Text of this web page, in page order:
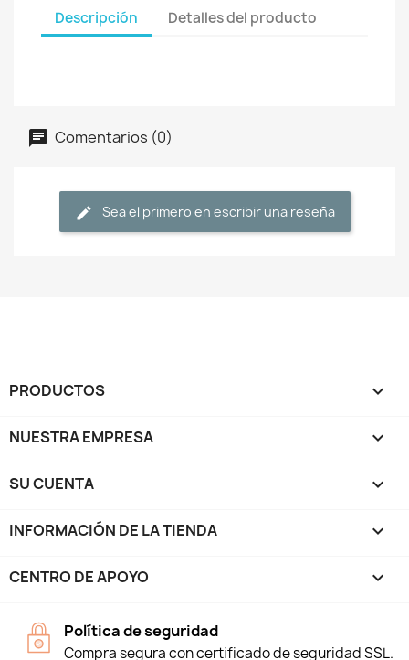
Descripción Detalles del producto
Comentarios (0)
Sea el primero en escribir una reseña
PRODUCTOS 
NUESTRA EMPRESA 
SU CUENTA 
INFORMACIÓN DE LA TIENDA keyboard_arrow_down
CENTRO DE APOYO 
Política de seguridad
Compra segura con certificado de seguridad SSL.